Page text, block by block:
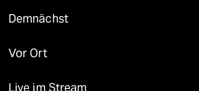
Demnächst
Vor Ort
Live im Stream